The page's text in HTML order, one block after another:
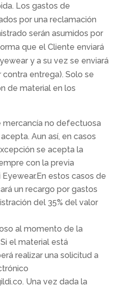
Los gastos de
por una reclamación
serán asumidos por
que el Cliente enviará
y a su vez se enviará
entrega). Solo se
de material en los
mercancía no defectuosa
Aun así, en casos
se acepta la
con la previa
estos casos de
un recargo por gastos
del 35% del valor
al momento de la
el material está
realizar una solicitud a
Una vez dada la